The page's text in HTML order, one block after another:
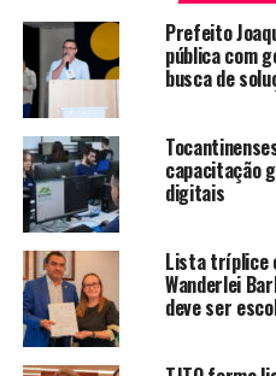
Prefeito
pública com
busca de
capacitação
digitais
Lista tríplice
Wanderlei
deve ser